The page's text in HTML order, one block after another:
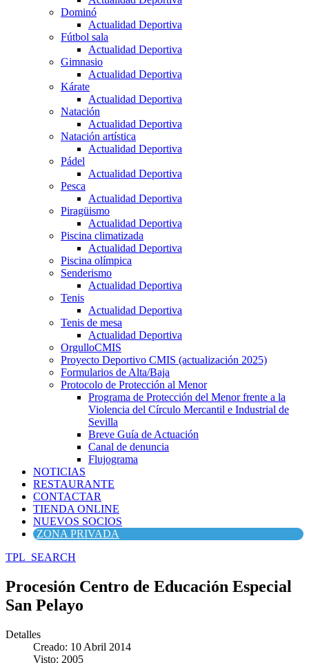
Dominó
Actualidad Deportiva
Fútbol sala
Actualidad Deportiva
Gimnasio
Actualidad Deportiva
Kárate
Actualidad Deportiva
Natación
Actualidad Deportiva
Natación artística
Actualidad Deportiva
Pádel
Actualidad Deportiva
Pesca
Actualidad Deportiva
Piragüismo
Actualidad Deportiva
Piscina climatizada
Actualidad Deportiva
Piscina olímpica
Senderismo
Actualidad Deportiva
Tenis
Actualidad Deportiva
Tenis de mesa
Actualidad Deportiva
OrgulloCMIS
Proyecto Deportivo CMIS (actualización 2025)
Formularios de Alta/Baja
Protocolo de Protección al Menor
Programa de Protección del Menor frente a la
Violencia del Círculo Mercantil e Industrial de
Sevilla
Breve Guía de Actuación
Canal de denuncia
Flujograma
NOTICIAS
RESTAURANTE
CONTACTAR
TIENDA ONLINE
NUEVOS SOCIOS
ZONA PRIVADA
TPL_SEARCH
Procesión Centro de Educación Especial
San Pelayo
Detalles
Creado: 10 Abril 2014
Visto: 2005